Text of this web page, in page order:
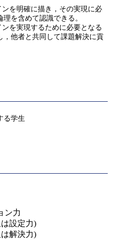
を明確に描き，その実現に必
を含めて認識できる。
を実現するために必要となる
，他者と共同して課題解決に貢
る学生
ン力
設定力)
解決力)